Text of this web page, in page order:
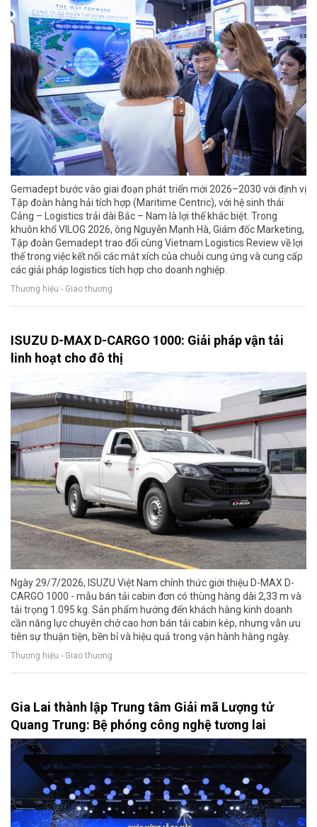
Gemadept bước vào giai đoạn phát triển mới 2026–2030 với định vị
Tập đoàn hàng hải tích hợp (Maritime Centric), với hệ sinh thái
Cảng – Logistics trải dài Bắc – Nam là lợi thế khác biệt. Trong
khuôn khổ VILOG 2026, ông Nguyễn Mạnh Hà, Giám đốc Marketing,
Tập đoàn Gemadept trao đổi cùng Vietnam Logistics Review về lợi
thế trong việc kết nối các mắt xích của chuỗi cung ứng và cung cấp
các giải pháp logistics tích hợp cho doanh nghiệp.
Thương hiệu - Giao thương
ISUZU D-MAX D-CARGO 1000: Giải pháp vận tải
linh hoạt cho đô thị
Ngày 29/7/2026, ISUZU Việt Nam chính thức giới thiệu D-MAX D-
CARGO 1000 - mẫu bán tải cabin đơn có thùng hàng dài 2,33 m và
tải trọng 1.095 kg. Sản phẩm hướng đến khách hàng kinh doanh
cần năng lực chuyên chở cao hơn bán tải cabin kép, nhưng vẫn ưu
tiên sự thuận tiện, bền bỉ và hiệu quả trong vận hành hằng ngày.
Thương hiệu - Giao thương
Gia Lai thành lập Trung tâm Giải mã Lượng tử
Quang Trung: Bệ phóng công nghệ tương lai